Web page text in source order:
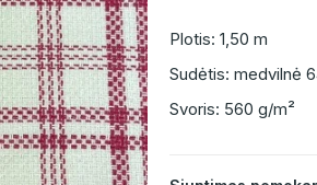
Plotis: 1,50 m
Sudėtis: medvilnė
Svoris: 560 g/m²